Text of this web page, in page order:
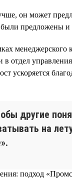
он может
предложены
менеджерского
отдел
ускоряется
другие
на